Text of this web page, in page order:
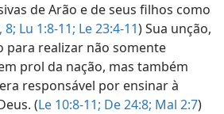
de Arão e de seus filhos como
8; Lu 1:8-11; Le 23:4-11) Sua unção,
para realizar não somente
prol da nação, mas também
responsável por ensinar à
(Le 10:8-11; De 24:8; Mal 2:7)